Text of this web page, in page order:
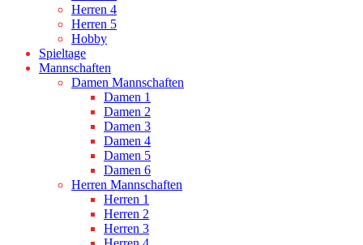
Herren 4
Herren 5
Hobby
Spieltage
Mannschaften
Damen Mannschaften
Damen 1
Damen 2
Damen 3
Damen 4
Damen 5
Damen 6
Herren Mannschaften
Herren 1
Herren 2
Herren 3